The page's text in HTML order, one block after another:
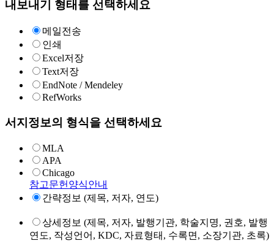
내보내기 형태를 선택하세요
메일전송
인쇄
Excel저장
Text저장
EndNote / Mendeley
RefWorks
서지정보의 형식을 선택하세요
MLA
APA
Chicago
참고문헌양식안내
간략정보 (제목, 저자, 연도)
상세정보 (제목, 저자, 발행기관, 학술지명, 권호, 발행
연도, 작성언어, KDC, 자료형태, 수록면, 소장기관, 초록)